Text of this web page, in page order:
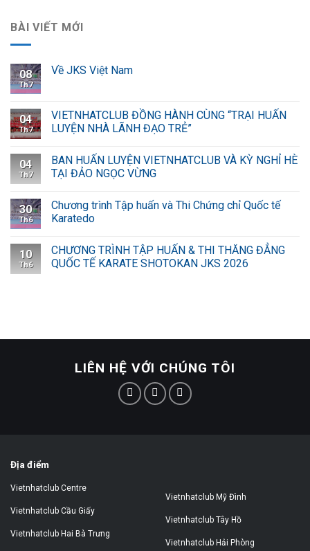
BÀI VIẾT MỚI
08
Th7
Về JKS Việt Nam
04
Th7
VIETNHATCLUB ĐỒNG HÀNH CÙNG “TRẠI HUẤN
LUYỆN NHÀ LÃNH ĐẠO TRẺ”
04
Th7
BAN HUẤN LUYỆN VIETNHATCLUB VÀ KỲ NGHỈ HÈ
TẠI ĐẢO NGỌC VỪNG
30
Th6
Chương trình Tập huấn và Thi Chứng chỉ Quốc tế
Karatedo
10
Th6
CHƯƠNG TRÌNH TẬP HUẤN & THI THĂNG ĐẲNG
QUỐC TẾ KARATE SHOTOKAN JKS 2026
LIÊN HỆ VỚI CHÚNG TÔI
Địa điểm
Vietnhatclub Centre
Vietnhatclub Cầu Giấy
Vietnhatclub Hai Bà Trưng
Vietnhatclub Mỹ Đình
Vietnhatclub Tây Hồ
Vietnhatclub Hải Phòng